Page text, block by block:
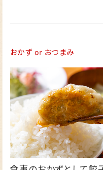
おかず or おつまみ